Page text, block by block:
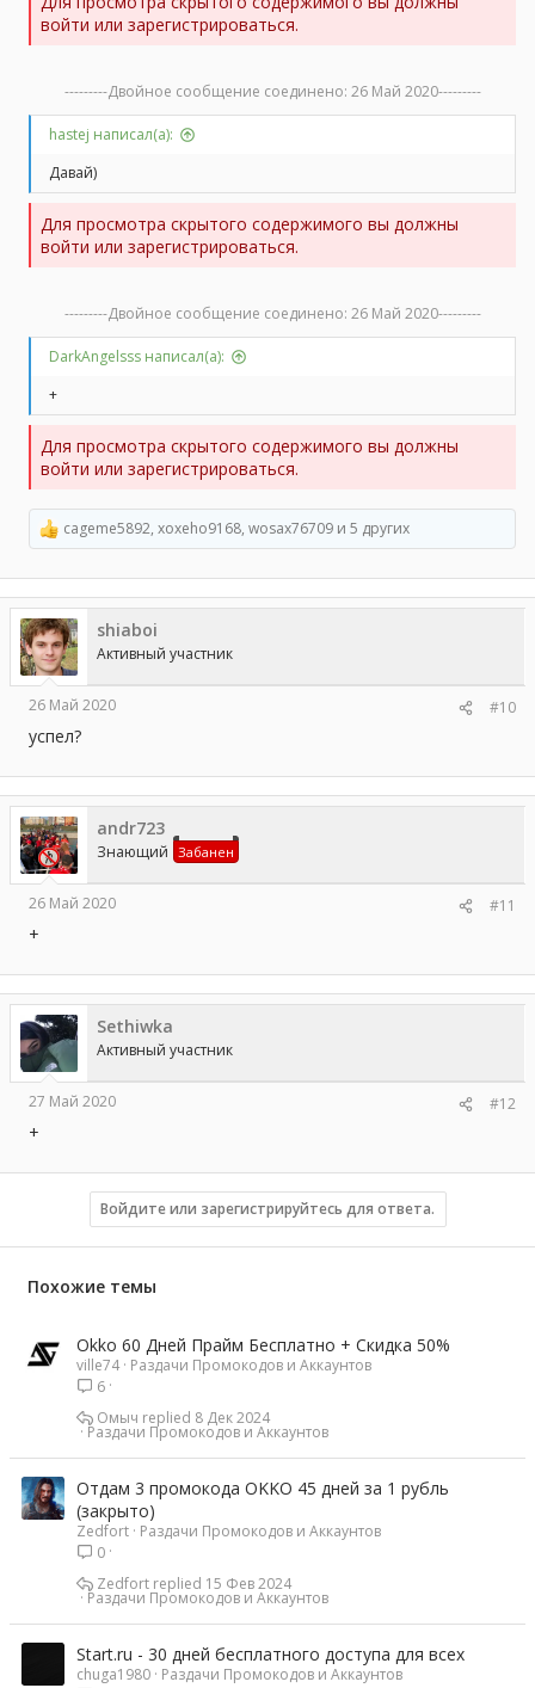
войти или зарегистрироваться.
---------Двойное сообщение соединено: 26 Май 2020---------
hastej написал(а):
Давай)
Для просмотра скрытого содержимого вы должны
войти или зарегистрироваться.
---------Двойное сообщение соединено: 26 Май 2020---------
DarkAngelsss написал(а):
+
Для просмотра скрытого содержимого вы должны
войти или зарегистрироваться.
Р
е
а
к
ц
и
и
:
cageme5892, xoxeho9168, wosax76709 и 5 других
shiaboi
Активный участник
26 Май 2020 #10
успел?
andr723
Знающий Забанен
26 Май 2020 #11
+
Sethiwka
Активный участник
27 Май 2020 #12
+
Войдите или зарегистрируйтесь для ответа.
Похожие темы
Okko 60 Дней Прайм Бесплатно + Скидка 50%
ville74 Раздачи Промокодов и Аккаунтов
6
Раздачи Промокодов и Аккаунтов
8 Дек 2024
Омыч
Отдам 3 промокода OKKO 45 дней за 1 рубль
(закрыто)
Zedfort Раздачи Промокодов и Аккаунтов
0
Раздачи Промокодов и Аккаунтов
15 Фев 2024
Zedfort
Start.ru - 30 дней бесплатного доступа для всех
chuga1980 Раздачи Промокодов и Аккаунтов